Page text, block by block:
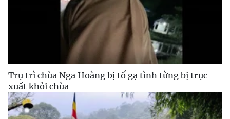
Trụ trì chùa Nga Hoàng bị tố gạ tình từng bị trục
xuất khỏi chùa